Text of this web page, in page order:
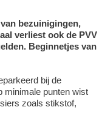
bezuinigingen,
verliest ook de PVV
Beginnetjes van
bij de
minimale punten wist
zoals stikstof,